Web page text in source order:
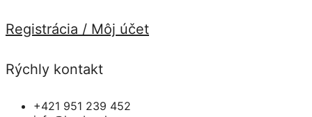
Registrácia / Môj účet
Rýchly kontakt
+421 951 239 452